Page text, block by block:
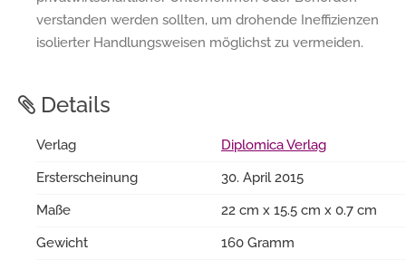
verstanden werden sollten, um drohende Ineffizienzen
isolierter Handlungsweisen möglichst zu vermeiden.
Details
Verlag
Diplomica Verlag
Ersterscheinung
30. April 2015
Maße
22 cm x 15.5 cm x 0.7 cm
Gewicht
160 Gramm